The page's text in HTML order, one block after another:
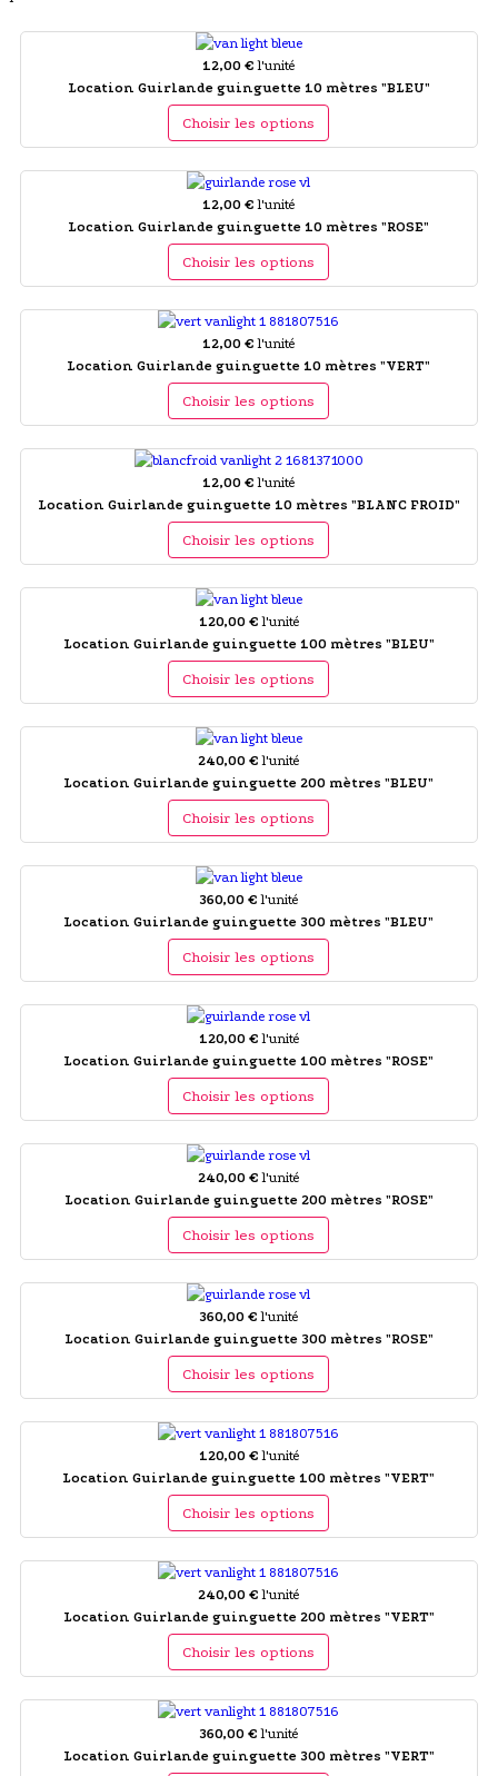
12,00 € l'unité
Location Guirlande guinguette 10 mètres "BLEU"
Choisir les options
12,00 € l'unité
Location Guirlande guinguette 10 mètres "ROSE"
Choisir les options
12,00 € l'unité
Location Guirlande guinguette 10 mètres "VERT"
Choisir les options
12,00 € l'unité
Location Guirlande guinguette 10 mètres "BLANC FROID"
Choisir les options
120,00 € l'unité
Location Guirlande guinguette 100 mètres "BLEU"
Choisir les options
240,00 € l'unité
Location Guirlande guinguette 200 mètres "BLEU"
Choisir les options
360,00 € l'unité
Location Guirlande guinguette 300 mètres "BLEU"
Choisir les options
120,00 € l'unité
Location Guirlande guinguette 100 mètres "ROSE"
Choisir les options
240,00 € l'unité
Location Guirlande guinguette 200 mètres "ROSE"
Choisir les options
360,00 € l'unité
Location Guirlande guinguette 300 mètres "ROSE"
Choisir les options
120,00 € l'unité
Location Guirlande guinguette 100 mètres "VERT"
Choisir les options
240,00 € l'unité
Location Guirlande guinguette 200 mètres "VERT"
Choisir les options
360,00 € l'unité
Location Guirlande guinguette 300 mètres "VERT"